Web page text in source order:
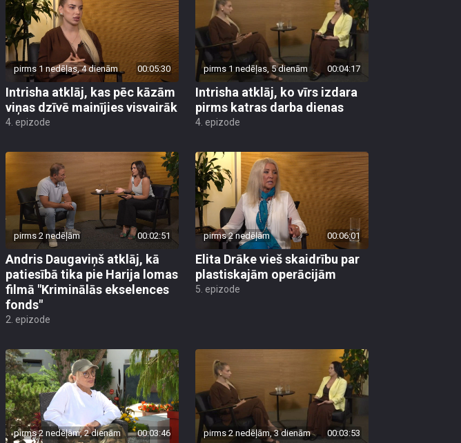
pirms 1 nedēļas, 4 dienām 00:05:30
Intrisha atklāj, kas pēc kāzām
viņas dzīvē mainījies visvairāk
4. epizode
pirms 1 nedēļas, 5 dienām 00:04:17
Intrisha atklāj, ko vīrs izdara
pirms katras darba dienas
4. epizode
pirms 2 nedēļām
Andris Daugaviņš atklāj, kā
patiesībā tika pie Harija lomas
filmā "Kriminālās ekselences
fonds"
2. epizode
pirms 2 nedēļām 00:06:01
Elita Drāke vieš skaidrību par
plastiskajām operācijām
5. epizode
pirms 2 nedēļām, 2 dienām 00:03:46 pirms 2 nedēļām, 3 dienām 00:03:53